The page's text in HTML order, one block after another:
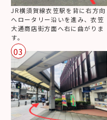
JR横須賀線衣笠駅を背に右方向
へロータリー沿いを進み、衣笠
大通商店街方面へ右に曲がりま
す。
03